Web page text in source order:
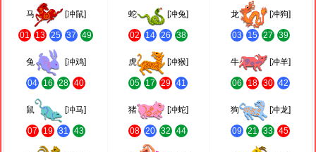
马 [冲鼠]
01 13 25 37 49
蛇 [冲兔]
02 14 26 38
龙 [冲狗]
03 15 27 39
兔 [冲鸡]
04 16 28 40
虎 [冲猴]
05 17 29 41
牛 [冲羊]
06 18 30 42
鼠 [冲马]
07 19 31 43
猪 [冲蛇]
08 20 32 44
狗 [冲龙]
09 21 33 45